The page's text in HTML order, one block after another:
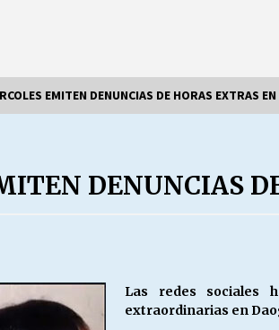
69 AÑOS DE
28/07/2026
EMITEN DENUNCIAS DE HORAS EXTRAS
DENUNCIAS
Las redes sociales
extraordinarias en